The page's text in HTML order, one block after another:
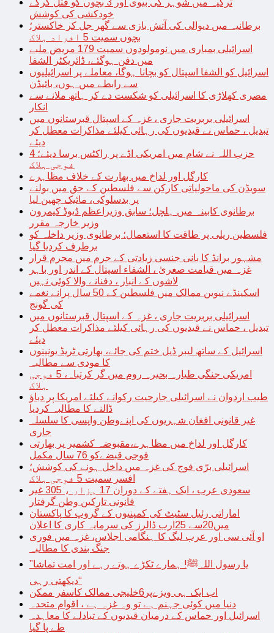
ترکیہ میں شوہر کی بیوی اور 3 بچوں کو قتل کرکے
خودکشی کی کوشش
برطانیہ میں دیوالی کی آتش بازی سے گھر جل کر خاکستر؛
بچوں سمیت 5 افراد ہلاک
اسرائیلی بمباری میں نومولودوں سمیت 179 مریض ملبے
میں دفن ہوگئے، ڈائریکٹر الشفا
اسرائیل کو الشفا اسپتال کو بچانا ہوگا، معاملے پر اسرائیلیوں
سے رابطے میں ہوں، بائیڈن
مصری کھلاڑی کا اسرائیلی کو شکست دے کر ہاتھ ملانے سے
انکار
اسرائیلی بربریت جاری ، غزہ کے اسپتال قبرستانوں میں
تبدیل ، حماس نے قیدیوں کی رہائی کیلئے مذاکرات معطل کر
دیئے
حزب اللہ نے شام میں امریکی اڈے پر راکٹس برسا دیئے؛ 4
فوجی ہلاک
کارگل اور لداخ میں بھارت کے خلاف مظاہرے
سویڈن کی ماحولیاتی کارکن سے فلسطین کے حق میں بولنے
پر بدسلوکی، مائیک چھین لیا
برطانوی کابینہ میں ہلچل؛ سابق وزیراعظم ڈیوڈ کیمرون
وزیر خارجہ مقرر
فلسطین ریلی پر طاقت کا استعمال؛ برطانوی وزیر داخلہ کو
برطرف کردیا گیا
مشہور برانڈ کا بانی جنسی زیادتی کے جرم میں مجرم قرار
غزہ میں قیامت صغریٰ ، الشفاء اسپتال کے اندر اور باہر
لاشوں کے انبار ، دفنانے والا کوئی نہیں
اسکینڈے نیوین ممالک میں فلسطین کے 50 سال پرانے نغمے
کی گونج
اسرائیلی بربریت جاری ، غزہ کے اسپتال قبرستانوں میں
تبدیل ، حماس نے قیدیوں کی رہائی کیلئے مذاکرات معطل کر
دیئے
اسرائیل کے ساتھ لیبر ڈیل ختم کی جائے، بھارتی ٹریڈ یونینوں
کا مودی سے مطالبہ
امریکی جنگی طیارہ بحیرہ روم میں گر کرتباہ، 5 فوجی
ہلاک
طیب اردوان نے اسرائیلی جارحیت رکوانے کیلئے امریکا پر دباؤ
ڈالنے کا مطالبہ کردیا
غیر قانونی افغان شہریوں کی اپنےوطن واپسی کا سلسلہ
جاری
کارگل اور لداخ میں مظاہرے،مقبوضہ کشمیر پر بھارتی
فوجی قبضےکو 76 سال مکمل
اسرائیلی برّی فوج کی غزہ میں داخل ہونے کی کوشش؛
افسر سمیت 5 فوجی ہلاک
سعودی عرب ، ایک ہفتے کے دوران 17 ہزار ، 305 غیر
قانونی تارکین وطن گرفتار
اماراتی رئیل سٹیٹ کی کمپنیوں کے گروپ کا پاکستان
میں20سے 25ارب ڈالرز کی سرمایہ کاری کا اعلان
او آئی سی اور عرب لیگ کا ہنگامی اجلاس، غزہ میں فوری
جنگ بندی کا مطالبہ
’’یا رسول اللہﷺ! ہمارے ٹکڑے ہوتے رہے اور امت تماشا
دیکھتی رہی‘‘
اب ایک ہی ویزےپر6خلیجی ممالک کاسفر ممکن
دنیا میں کوئی جہنم ہے تو وہ غزہ ہے ، اقوام متحدہ
اسرائیل اور حماس کے درمیان قیدیوں کے تبادلے کا معاہدہ
طے پا گیا